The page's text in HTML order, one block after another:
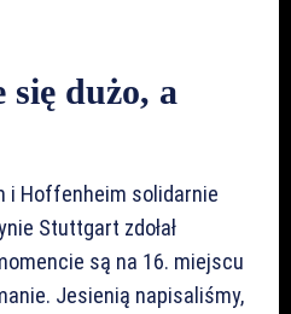
się dużo, a
i Hoffenheim solidarnie
Stuttgart zdołał
są na 16. miejscu
Jesienią napisaliśmy,